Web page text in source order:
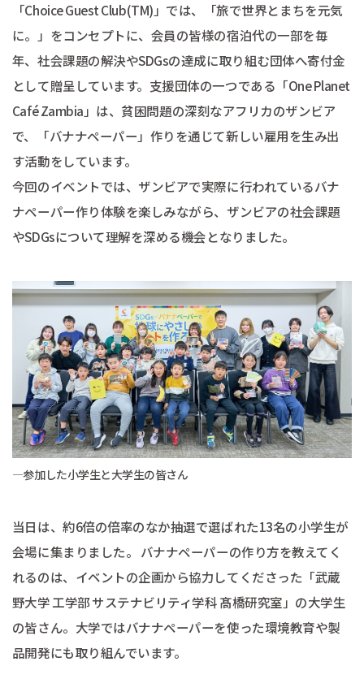
「Choice Guest Club(TM)」では、「旅で世界とまちを元気
に。」をコンセプトに、会員の皆様の宿泊代の一部を毎
年、社会課題の解決やSDGsの達成に取り組む団体へ寄付金
として贈呈しています。支援団体の一つである「One Planet
Café Zambia」は、貧困問題の深刻なアフリカのザンビア
で、「バナナペーパー」作りを通じて新しい雇用を生み出
す活動をしています。
今回のイベントでは、ザンビアで実際に行われているバナ
ナペーパー作り体験を楽しみながら、ザンビアの社会課題
やSDGsについて理解を深める機会となりました。
―参加した小学生と大学生の皆さん
当日は、約6倍の倍率のなか抽選で選ばれた13名の小学生が
会場に集まりました。 バナナペーパーの作り方を教えてく
れるのは、イベントの企画から協力してくださった「武蔵
野大学 工学部 サステナビリティ学科 髙橋研究室」の大学生
の皆さん。大学ではバナナペーパーを使った環境教育や製
品開発にも取り組んでいます。